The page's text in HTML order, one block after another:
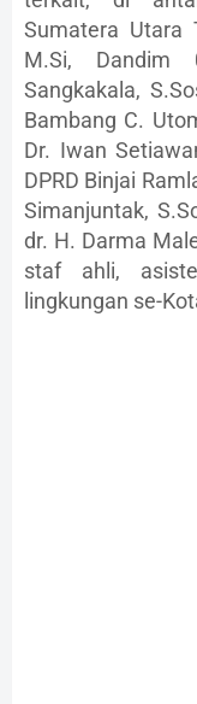
Sumatera Utara
M.Si, Dandim
Sangkakala,
Bambang C.
Dr. Iwan
DPRD Binjai
Simanjuntak,
dr. H. Darma
staf ahli,
lingkungan se-